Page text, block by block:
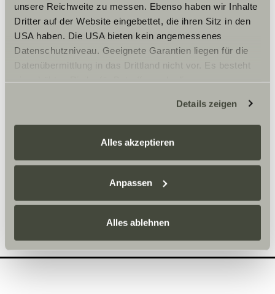
unsere Reichweite zu messen. Ebenso haben wir Inhalte
Dritter auf der Website eingebettet, die ihren Sitz in den
USA haben. Die USA bieten kein angemessenes
Datenschutzniveau. Geeignete Garantien liegen für die
Datenübermittlung in das Drittland nicht vor. Es besteht
zustehen. Eingesetzte Dienstleister können Daten für
eigene Zwecke verarbeiten und mit anderen Daten
zusammenführen. Weitere Informationen finden Sie hier:
Sunlight Business. Akzeptieren Sie oder wählen Sie
einzelne Cookies/Dienste in den Einstellungen aus,
erteilen Sie uns Ihre Einwilligung zur Verarbeitung Ihrer
freiwillig, für den Besuch der Website nicht erforderlich
und kann jederzeit über die Einstellungen widerrufen
werden. Klicken Sie auf Ablehnen, werden nur die
Details zeigen
Alles akzeptieren
Anpassen
Alles ablehnen
2
Quel modèle souhaiteriez-
vous découvrir en
concession ?
Inscrivez ici la date de votre choix.
Heure